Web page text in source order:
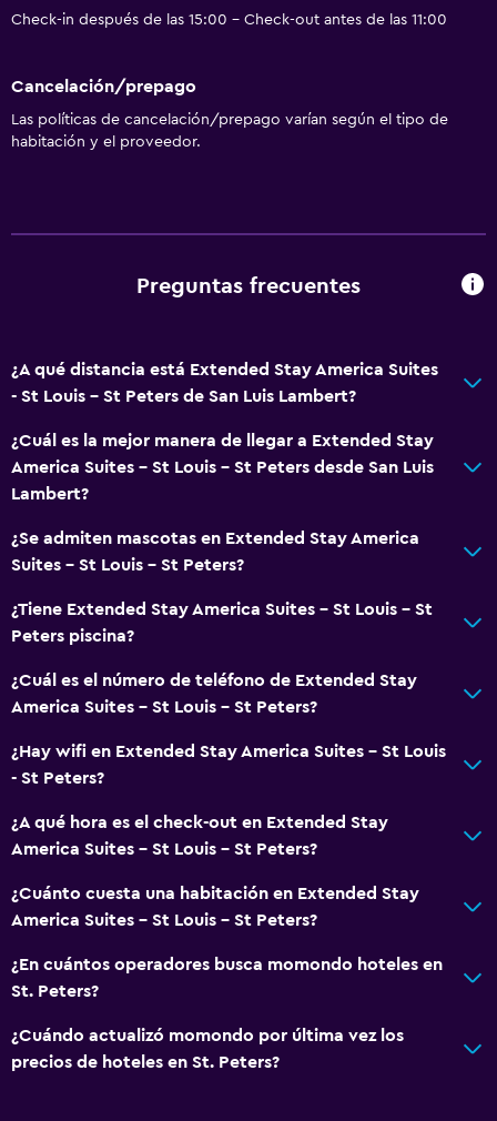
Check-in después de las 15:00 - Check-out antes de las 11:00
Cancelación/prepago
Las políticas de cancelación/prepago varían según el tipo de
habitación y el proveedor.
Preguntas frecuentes
¿A qué distancia está Extended Stay America Suites
- St Louis - St Peters de San Luis Lambert?
¿Cuál es la mejor manera de llegar a Extended Stay
America Suites - St Louis - St Peters desde San Luis
Lambert?
¿Se admiten mascotas en Extended Stay America
Suites - St Louis - St Peters?
¿Tiene Extended Stay America Suites - St Louis - St
Peters piscina?
¿Cuál es el número de teléfono de Extended Stay
America Suites - St Louis - St Peters?
¿Hay wifi en Extended Stay America Suites - St Louis
- St Peters?
¿A qué hora es el check-out en Extended Stay
America Suites - St Louis - St Peters?
¿Cuánto cuesta una habitación en Extended Stay
America Suites - St Louis - St Peters?
¿En cuántos operadores busca momondo hoteles en
St. Peters?
¿Cuándo actualizó momondo por última vez los
precios de hoteles en St. Peters?